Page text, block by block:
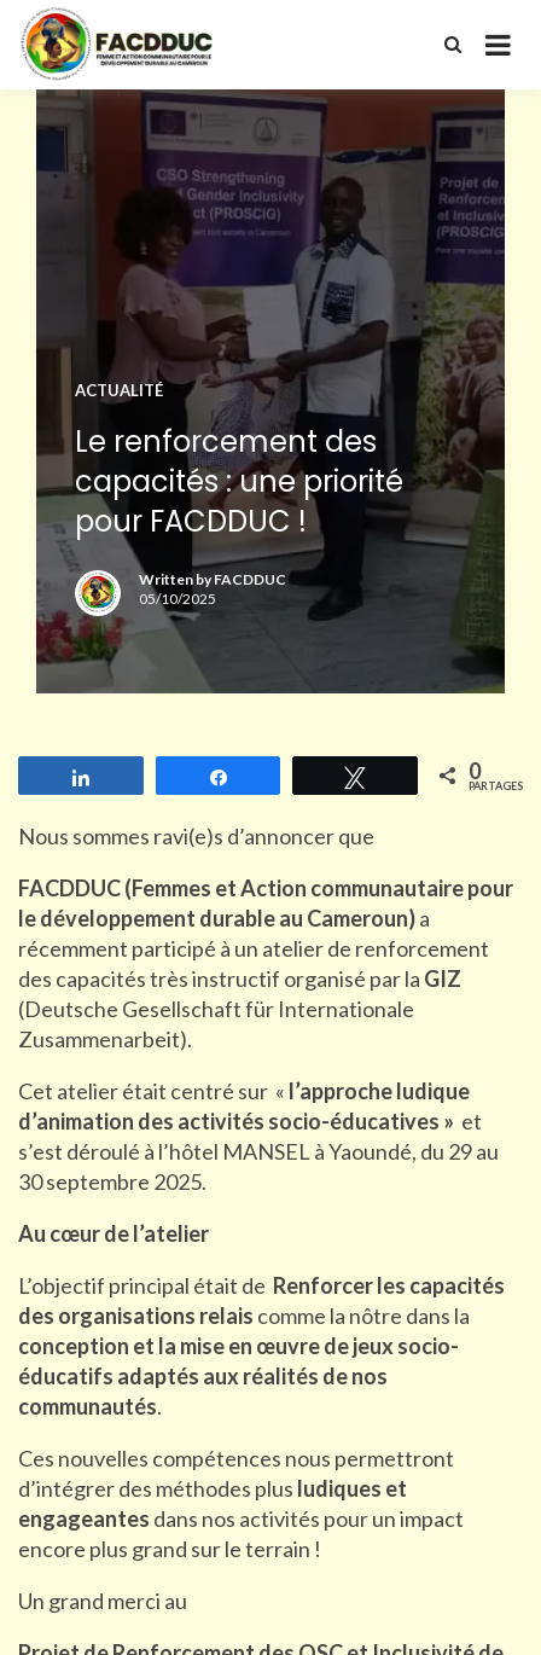
Femme et Action Communautaire
Cameroun
ACTUALITÉ
Le renforcement des
capacités : une priorité
pour FACDDUC !
Written byFACDDUC
05/10/2025
Tweetez 0
PARTAGES
Nous sommes ravi(e)s d’annoncer que
FACDDUC (Femmes et Action communautaire pour
le développement durable au Cameroun)a
récemment participé à un atelier de renforcement
des capacités très instructif organisé par la GIZ
(Deutsche Gesellschaft für Internationale
Zusammenarbeit).
Cet atelier était centré sur « l’approche ludique
d’animation des activités socio-éducatives » et
s’est déroulé à l’hôtel MANSEL à Yaoundé, du 29 au
30 septembre 2025.
Au cœur de l’atelier
L’objectif principal était de Renforcer les capacités
des organisations relais comme la nôtre dans la
conception et la mise en œuvre de jeux socio-
éducatifs adaptés aux réalités de nos
communautés.
Ces nouvelles compétences nous permettront
d’intégrer des méthodes plus ludiques et
engageantes dans nos activités pour un impact
encore plus grand sur le terrain !
Un grand merci au